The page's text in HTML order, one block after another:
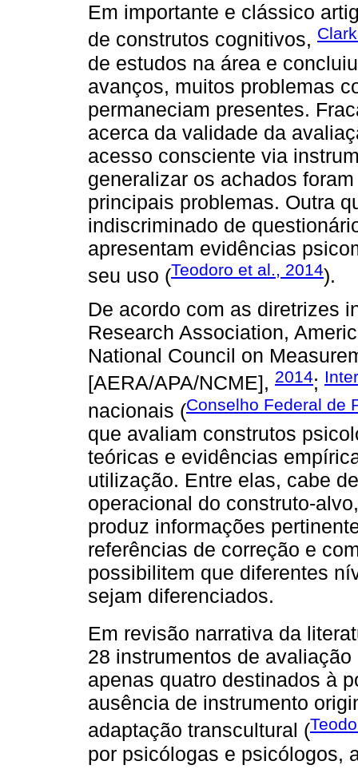
Em importante e clássico
de construtos cognitivos,
de estudos na área e
avanços, muitos problemas
permaneciam presentes.
acerca da validade da
acesso consciente via
generalizar os achados
principais problemas. Outra
indiscriminado de
apresentam evidências
seu uso (Teodoro et al., 2014).
De acordo com as diretrizes
Research Association,
National Council on
[AERA/APA/NCME], 2014;
nacionais (Conselho Federal de
que avaliam construtos
teóricas e evidências
utilização. Entre elas, cabe
operacional do construto-
produz informações
referências de correção e
possibilitem que diferentes
sejam diferenciados.
Em revisão narrativa da
28 instrumentos de
apenas quatro destinados à
ausência de instrumento
adaptação transcultural (
por psicólogas e psicólogos,